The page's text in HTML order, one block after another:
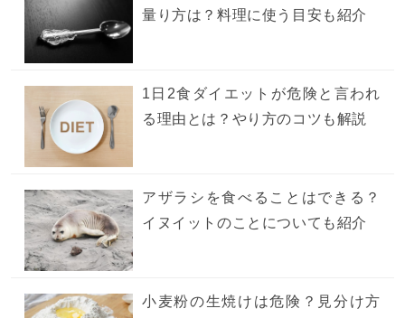
量り方は？料理に使う目安も紹介
1日2食ダイエットが危険と言われ
る理由とは？やり方のコツも解説
アザラシを食べることはできる？
イヌイットのことについても紹介
小麦粉の生焼けは危険？見分け方